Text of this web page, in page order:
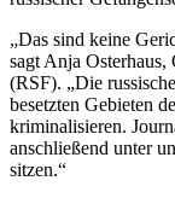
„Das sind keine
sagt Anja
(RSF). „Die
besetzten Gebieten
kriminalisieren.
anschließend unter
sitzen.“